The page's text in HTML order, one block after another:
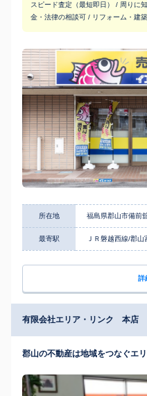
スピード査定（最短即日） / 周りに
金・法律の相談可 / リフォーム・建
所在地 福島県郡山市備前
最寄駅 ＪＲ磐越西線/郡
詳
有限会社エリア・リンク 本店
郡山の不動産は地域をつなぐエ